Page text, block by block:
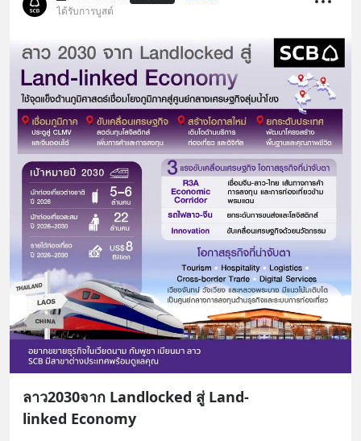
ได้รับการบูสต์
ลาว2030จาก Landlocked สู่ Land-
linked Economy